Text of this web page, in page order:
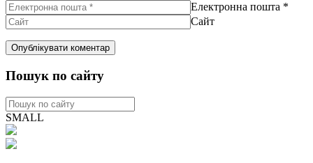
Електронна пошта *
Сайт
Пошук по сайту
SMALL